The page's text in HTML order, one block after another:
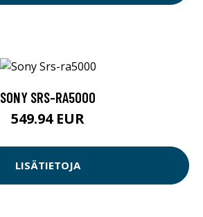
SONY SRS-RA5000
549.94 EUR
LISÄTIETOJA